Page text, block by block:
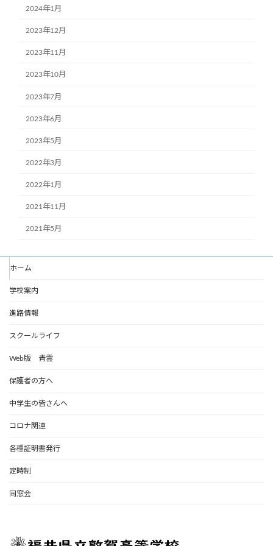
2024年1月
2023年12月
2023年11月
2023年10月
2023年7月
2023年6月
2023年5月
2022年3月
2022年1月
2021年11月
2021年5月
ホーム
学校案内
進路情報
スクールライフ
Web版 青雲
保護者の方へ
中学生の皆さんへ
コロナ関連
各種証明書発行
定時制
同窓会